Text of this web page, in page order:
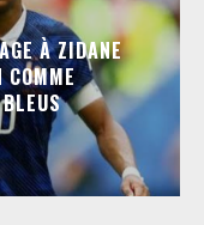
À ZIDANE
COMME